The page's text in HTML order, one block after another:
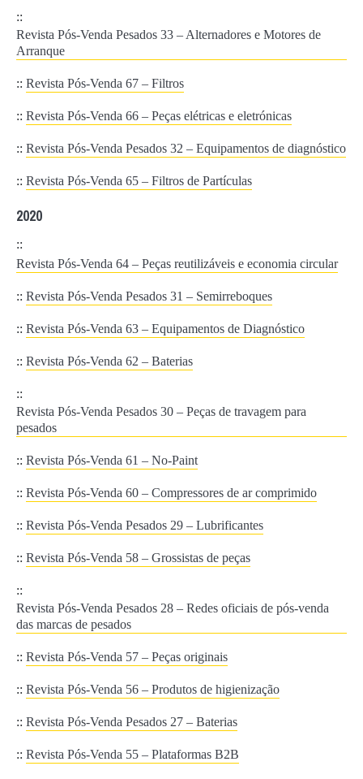
::
Revista Pós-Venda Pesados 33 – Alternadores e Motores de
Arranque
:: Revista Pós-Venda 67 – Filtros
:: Revista Pós-Venda 66 – Peças elétricas e eletrónicas
:: Revista Pós-Venda Pesados 32 – Equipamentos de diagnóstico
:: Revista Pós-Venda 65 – Filtros de Partículas
2020
::
Revista Pós-Venda 64 – Peças reutilizáveis e economia circular
:: Revista Pós-Venda Pesados 31 – Semirreboques
:: Revista Pós-Venda 63 – Equipamentos de Diagnóstico
:: Revista Pós-Venda 62 – Baterias
::
Revista Pós-Venda Pesados 30 – Peças de travagem para
pesados
:: Revista Pós-Venda 61 – No-Paint
:: Revista Pós-Venda 60 – Compressores de ar comprimido
:: Revista Pós-Venda Pesados 29 – Lubrificantes
:: Revista Pós-Venda 58 – Grossistas de peças
::
Revista Pós-Venda Pesados 28 – Redes oficiais de pós-venda
das marcas de pesados
:: Revista Pós-Venda 57 – Peças originais
:: Revista Pós-Venda 56 – Produtos de higienização
:: Revista Pós-Venda Pesados 27 – Baterias
:: Revista Pós-Venda 55 – Plataformas B2B